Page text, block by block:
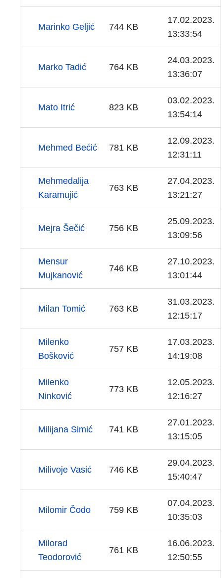
Marinko Geljić 744 KB
17.02.2023.
13:33:54
Marko Tadić 764 KB
24.03.2023.
13:36:07
Mato Itrić 823 KB
03.02.2023.
13:54:14
Mehmed Bećić 781 KB
12.09.2023.
12:31:11
Mehmedalija
Karamujić
763 KB
27.04.2023.
13:21:27
Mejra Šečić 756 KB
25.09.2023.
13:09:56
Mensur
Mujkanović
746 KB
27.10.2023.
13:01:44
Milan Tomić 763 KB
31.03.2023.
12:15:17
Milenko
Bošković
757 KB
17.03.2023.
14:19:08
Milenko
Ninković
773 KB
12.05.2023.
12:16:27
Milijana Simić 741 KB
27.01.2023.
13:15:05
Milivoje Vasić 746 KB
29.04.2023.
15:40:47
Milomir Čodo 759 KB
07.04.2023.
10:35:03
Milorad
Teodorović
761 KB
16.06.2023.
12:50:55